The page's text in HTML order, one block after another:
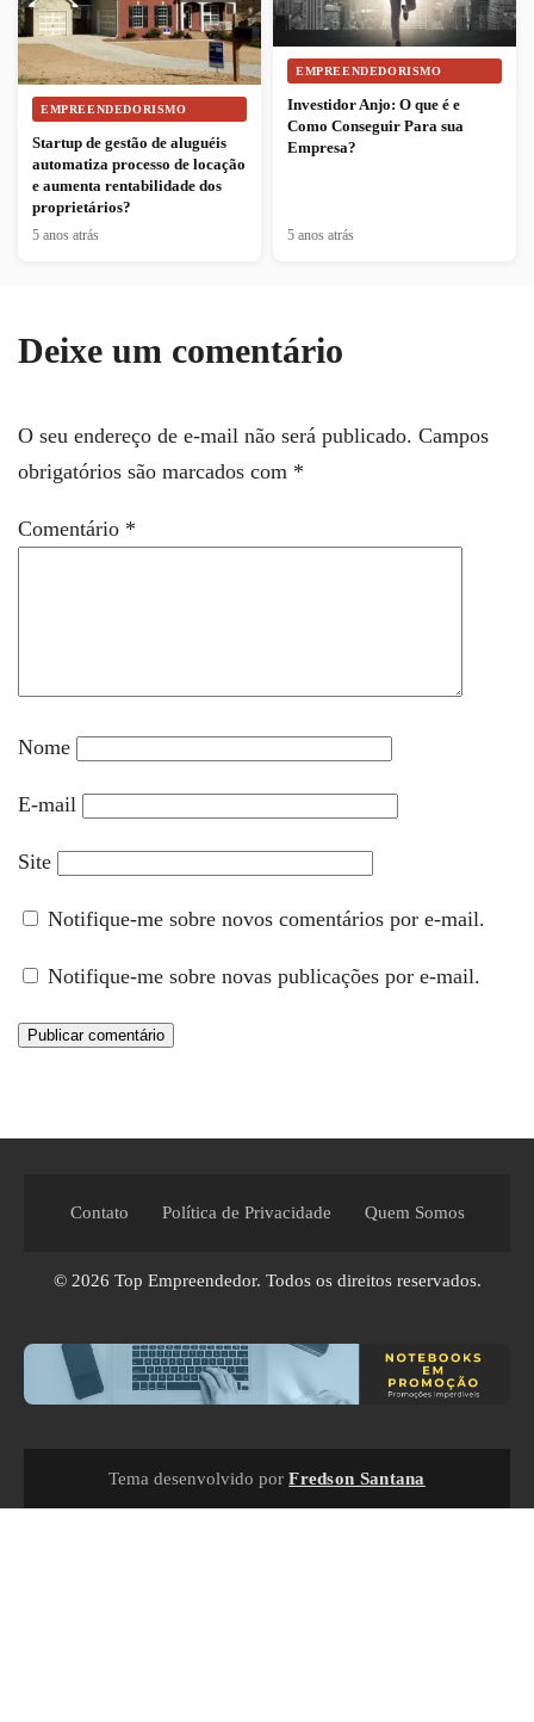
EMPREENDEDORISMO
Startup de gestão de aluguéis
automatiza processo de locação
e aumenta rentabilidade dos
proprietários?
5 anos atrás
EMPREENDEDORISMO
Investidor Anjo: O que é e
Como Conseguir Para sua
Empresa?
5 anos atrás
Deixe um comentário
O seu endereço de e-mail não será publicado. Campos
obrigatórios são marcados com *
Comentário *
Nome
E-mail
Site
Notifique-me sobre novos comentários por e-mail.
Notifique-me sobre novas publicações por e-mail.
Contato Política de Privacidade Quem Somos
© 2026 Top Empreendedor. Todos os direitos reservados.
Tema desenvolvido por Fredson Santana